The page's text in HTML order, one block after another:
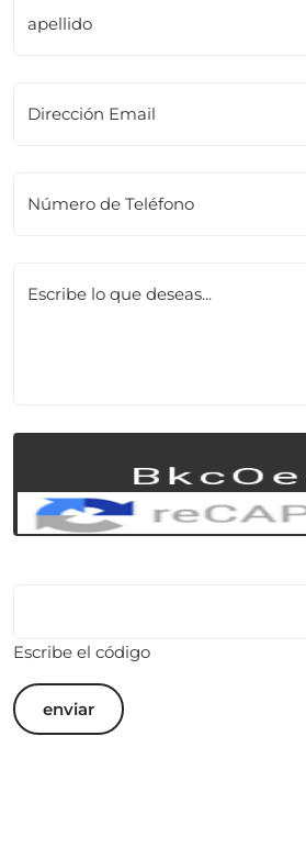
apellido
Dirección Email
Número de Teléfono
Escribe lo que deseas...
Escribe el código
enviar